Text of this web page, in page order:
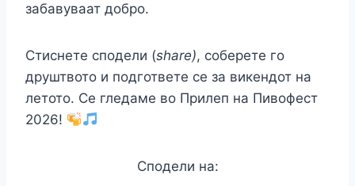
забавуваат добро.
Стиснете сподели (share), соберете го
друштвото и подгответе се за викендот на
летото. Се гледаме во Прилеп на Пивофест
2026!
Сподели на: